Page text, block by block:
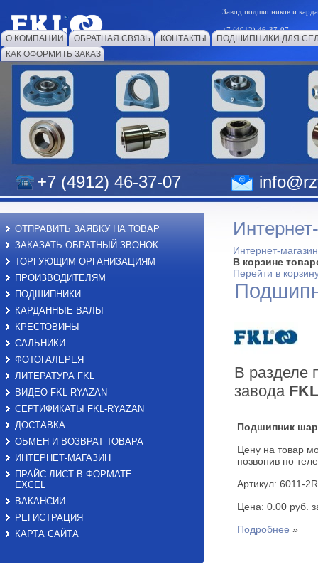
Завод подшипников и
+7 (4912) 46-37-07
О КОМПАНИИ ОБРАТНАЯ СВЯЗЬ КОНТАКТЫ
ПОДШИПНИКИ ДЛЯ
КАК ОФОРМИТЬ ЗАКАЗ
+7 (4912) 46-37-07
Интернет-магазин
В корзине
Перейти в
В разделе
завода
Подшипник
Цену на товар
позвонив по
Артикул: 6011-
Цена: 0.00 руб.
Подробнее »
ОТПРАВИТЬ ЗАЯВКУ НА ТОВАР
ЗАКАЗАТЬ ОБРАТНЫЙ ЗВОНОК
ТОРГУЮЩИМ ОРГАНИЗАЦИЯМ
ПРОИЗВОДИТЕЛЯМ
ПОДШИПНИКИ
КАРДАННЫЕ ВАЛЫ
КРЕСТОВИНЫ
САЛЬНИКИ
ФОТОГАЛЕРЕЯ
ЛИТЕРАТУРА FKL
ВИДЕО FKL-RYAZAN
СЕРТИФИКАТЫ FKL-RYAZAN
ДОСТАВКА
ОБМЕН И ВОЗВРАТ ТОВАРА
ИНТЕРНЕТ-МАГАЗИН
ПРАЙС-ЛИСТ В ФОРМАТЕ
EXСEL
ВАКАНСИИ
РЕГИСТРАЦИЯ
КАРТА САЙТА